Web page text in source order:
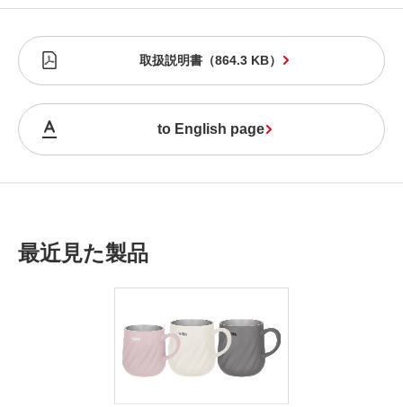
取扱説明書 （864.3 KB）
to English page
最近見た製品